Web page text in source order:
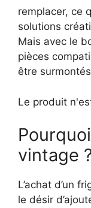
remplacer, ce
solutions
Mais avec le
pièces
être
Le produit
vintage
L’achat d’un
le désir